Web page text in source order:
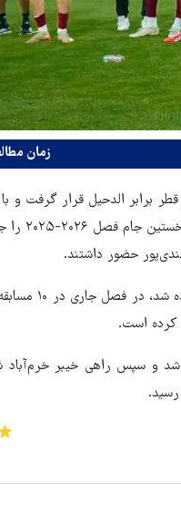
زمان مطالعه: ۱
برابر الدحیل قرار گرفت و
صفر مقابل نماینده
حضور داشتند.
مبین دهقان که تابستان گذشته
کرده است.
شد و سپس راهی خیبر
در منطقه